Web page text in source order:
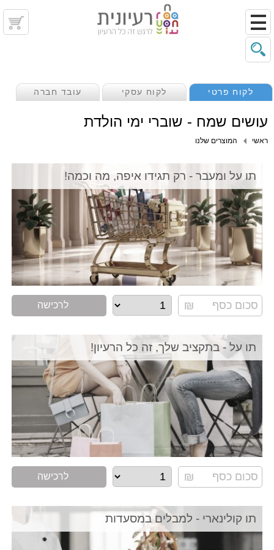
לקוח פרטי לקוח עסקי עובד חברה
עושים שמח - שוברי ימי הולדת
ראשי המוצרים שלנו
תו על ומעבר - רק תגידו איפה, מה וכמה!
לרכישה
תו על - בתקציב שלך, זה כל הרעיון!
לרכישה
תו קולינארי - למבלים במסעדות